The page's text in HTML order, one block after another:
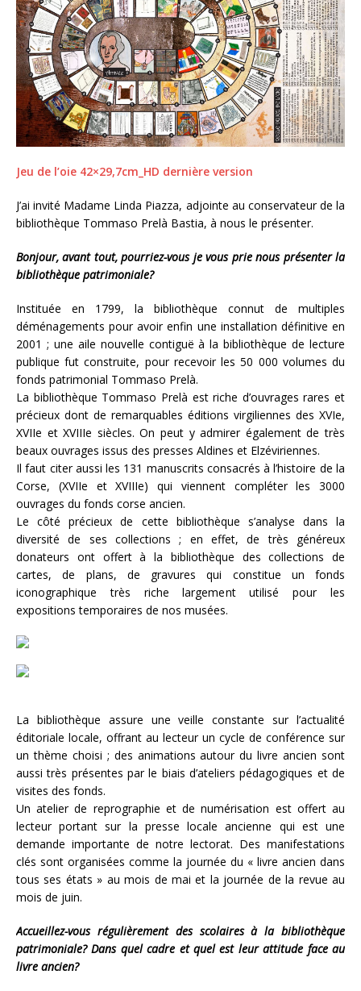
Jeu de l’oie 42×29,7cm_HD dernière version
J’ai invité Madame Linda Piazza, adjointe au conservateur de la
bibliothèque Tommaso Prelà Bastia, à nous le présenter.
Bonjour, avant tout, pourriez-vous je vous prie nous présenter la
bibliothèque patrimoniale?
Instituée en 1799, la bibliothèque connut de multiples
déménagements pour avoir enfin une installation définitive en
2001 ; une aile nouvelle contiguë à la bibliothèque de lecture
publique fut construite, pour recevoir les 50 000 volumes du
fonds patrimonial Tommaso Prelà.
La bibliothèque Tommaso Prelà est riche d’ouvrages rares et
précieux dont de remarquables éditions virgiliennes des XVIe,
XVIIe et XVIIIe siècles. On peut y admirer également de très
beaux ouvrages issus des presses Aldines et Elzéviriennes.
Il faut citer aussi les 131 manuscrits consacrés à l’histoire de la
Corse, (XVIIe et XVIIIe) qui viennent compléter les 3000
ouvrages du fonds corse ancien.
Le côté précieux de cette bibliothèque s’analyse dans la
diversité de ses collections ; en effet, de très généreux
donateurs ont offert à la bibliothèque des collections de
cartes, de plans, de gravures qui constitue un fonds
iconographique très riche largement utilisé pour les
expositions temporaires de nos musées.
La bibliothèque assure une veille constante sur l’actualité
éditoriale locale, offrant au lecteur un cycle de conférence sur
un thème choisi ; des animations autour du livre ancien sont
aussi très présentes par le biais d’ateliers pédagogiques et de
visites des fonds.
Un atelier de reprographie et de numérisation est offert au
lecteur portant sur la presse locale ancienne qui est une
demande importante de notre lectorat. Des manifestations
clés sont organisées comme la journée du « livre ancien dans
tous ses états » au mois de mai et la journée de la revue au
mois de juin.
Accueillez-vous régulièrement des scolaires à la bibliothèque
patrimoniale? Dans quel cadre et quel est leur attitude face au
livre ancien?